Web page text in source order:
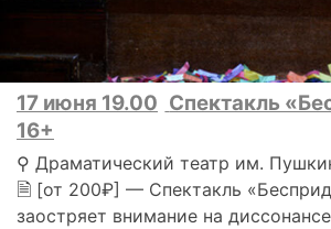
17 июня 19.00 Спектакль
16+
⚲ Драматический театр им.
🗎 [от 200₽] — Спектакль
заостряет внимание на